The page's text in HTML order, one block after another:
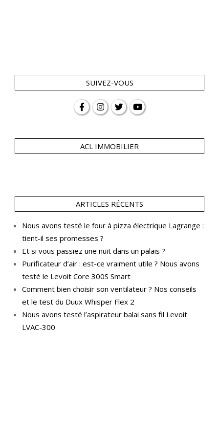
SUIVEZ-VOUS
ACL IMMOBILIER
ARTICLES RÉCENTS
Nous avons testé le four à pizza électrique Lagrange :
tient-il ses promesses ?
Et si vous passiez une nuit dans un palais ?
Purificateur d’air : est-ce vraiment utile ? Nous avons
testé le Levoit Core 300S Smart
Comment bien choisir son ventilateur ? Nos conseils
et le test du Duux Whisper Flex 2
Nous avons testé l’aspirateur balai sans fil Levoit
LVAC-300